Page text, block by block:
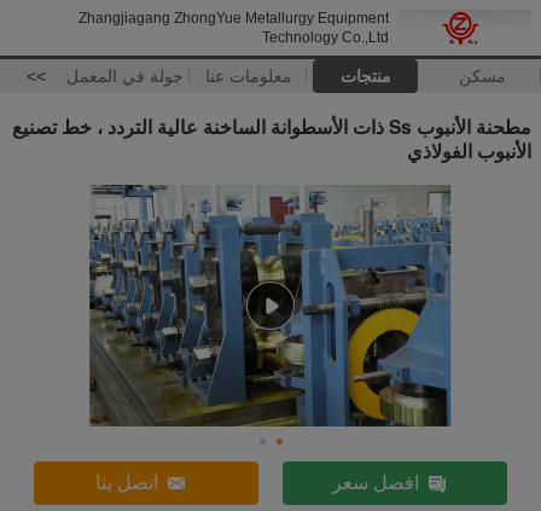
Zhangjiagang ZhongYue Metallurgy Equipment
Technology Co.,Ltd
مسكن منتجات معلومات عنا جولة في المعمل >>
مطحنة الأنبوب Ss ذات الأسطوانة الساخنة عالية التردد ، خط تصنيع
الأنبوب الفولاذي
افضل سعر اتصل بنا